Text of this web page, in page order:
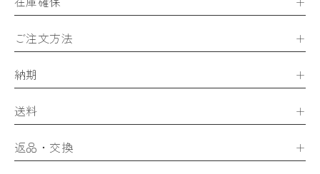
ご注文方法
納期
送料
返品・交換